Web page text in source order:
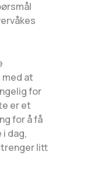
at
for
er et
for å få
dag,
trenger litt